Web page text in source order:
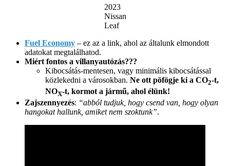
2023
Nissan
Leaf
Fuel Economy – ez az a link, ahol az általunk elmondott
adatokat megtalálhatod.
Miért fontos a villanyautózás???
Kibocsátás-mentesen, vagy minimális kibocsátással
közlekedni a városokban. Ne ott pöfögje ki a CO2-t,
NOX-t, kormot a jármű, ahol élünk!
Zajszennyezés: “abból tudjuk, hogy csend van, hogy olyan
hangokat hallunk, amiket nem szoktunk”.